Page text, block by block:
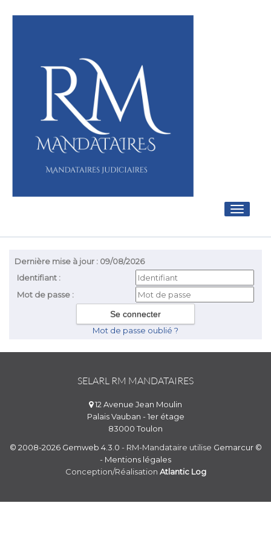
Toggle
Dernière mise à jour : 09/08/2026
Identifiant :
Mot de passe :
Mot de passe oublié ?
SELARL RM MANDATAIRES
12 Avenue Jean Moulin
Palais Vauban - 1er étage
83000 Toulon
© 2008-2026 Gemweb 4.3.0 - RM-Mandataire utilise Gemarcur ©
- Mentions légales
Conception/Réalisation Atlantic Log